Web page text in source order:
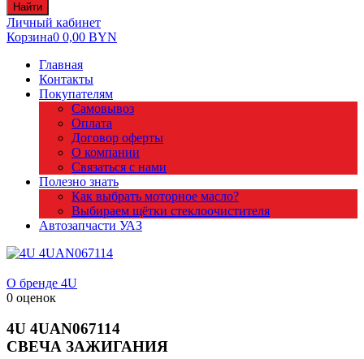
Найти
Личный кабинет
Корзина0 0,00 BYN
Главная
Контакты
Покупателям
Самовывоз
Оплата
Договор оферты
О компании
Связаться с нами
Полезно знать
Как выбрать моторное масло?
Выбираем щётки стеклоочистителя
Автозапчасти УАЗ
О бренде 4U
0 оценок
4U 4UAN067114
СВЕЧА ЗАЖИГАНИЯ